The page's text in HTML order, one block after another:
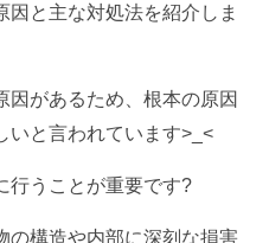
と主な対処法を紹介しま
因があるため、根本の原因
いと言われています>_<
行うことが重要です?
の構造や内部に深刻な損害